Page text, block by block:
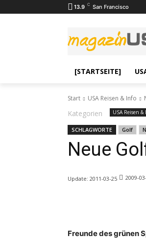
13.9 C San Francisco
[STARTSEITE]
Start USA Reisen & Info
Kategorien USA Reisen &
SCHLAGWORTE Golf
Neue
Update: 2011-03-25 2009-
Freunde des grünen